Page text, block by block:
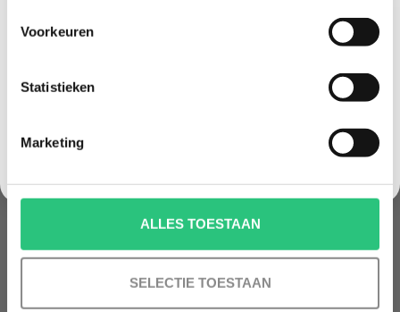
Voorkeuren
Statistieken
Marketing
ALLES TOESTAAN
SELECTIE TOESTAAN
Vliegbereik: 30 m
Laadtijd accu: 45-55 minuten
Snaptain H823H drone
Schroevendraaier
4x reserve propellers
1x accu + 2x extra accu’s (tijdelijke actie)
Originele doos